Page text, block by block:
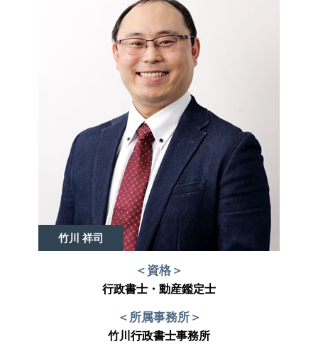
不動産 放棄 管理責任
不動産 活用 コンサル
相続 不動産 活用
竹川 祥司
＜資格＞
行政書士・動産鑑定士
＜所属事務所＞
竹川行政書士事務所